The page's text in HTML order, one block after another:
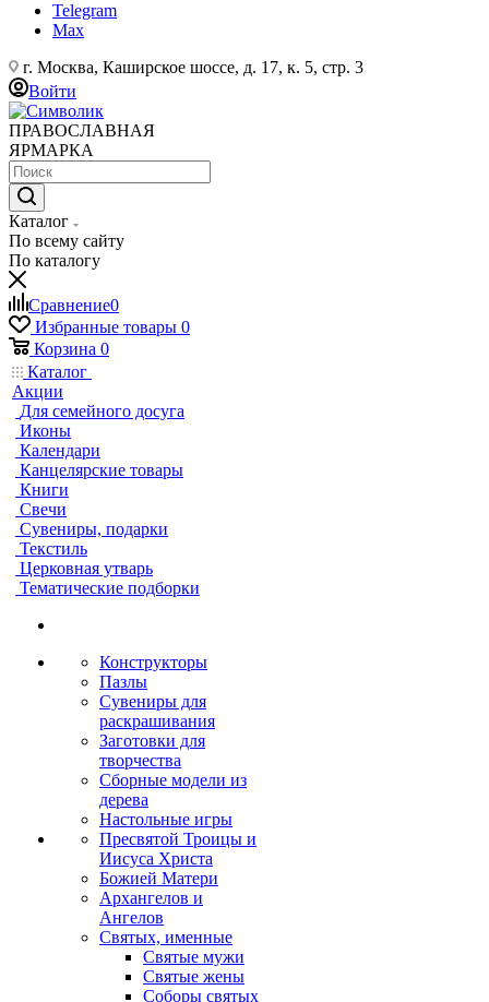
Telegram
Max
г. Москва, Каширское шоссе, д. 17, к. 5, стр. 3
Войти
ПРАВОСЛАВНАЯ
ЯРМАРКА
Каталог
По всему сайту
По каталогу
Сравнение0
Избранные товары 0
Корзина 0
Каталог
Акции
Для семейного досуга
Иконы
Календари
Канцелярские товары
Книги
Свечи
Сувениры, подарки
Текстиль
Церковная утварь
Тематические подборки
Конструкторы
Пазлы
Сувениры для
раскрашивания
Заготовки для
творчества
Сборные модели из
дерева
Настольные игры
Пресвятой Троицы и
Иисуса Христа
Божией Матери
Архангелов и
Ангелов
Святых, именные
Святые мужи
Святые жены
Соборы святых